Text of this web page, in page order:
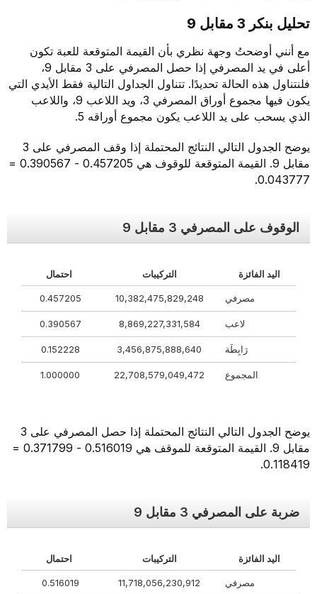
تحليل بنكر 3 مقابل 9
مع أنني أوضحتُ وجهة نظري بأن القيمة المتوقعة للعبة تكون
أعلى في يد المصرفي إذا حصل المصرفي على 3 مقابل 9،
فلنتناول هذه الحالة تحديدًا. تتناول الجداول التالية فقط الأيدي التي
يكون فيها مجموع أوراق المصرفي 3، ويد اللاعب 9، واللاعب
الذي يسحب على يد اللاعب يكون مجموع أوراقه 5.
يوضح الجدول التالي النتائج المحتملة إذا وقف المصرفي على 3
مقابل 9. القيمة المتوقعة للوقوف هي 0.457205 - 0.390567 =
0.043777.
الوقوف على المصرفي 3 مقابل 9
اليد الفائزة التركيبات احتمال
مصرفي 10,382,475,829,248
0.457205
لاعب 8,869,227,331,584
0.390567
رَابِطَة 3,456,875,888,640
0.152228
المجموع 22,708,579,049,472
1.000000
يوضح الجدول التالي النتائج المحتملة إذا حصل المصرفي على 3
مقابل 9. القيمة المتوقعة للموقف هي 0.516019 - 0.371799 =
0.118419.
ضربة على المصرفي 3 مقابل 9
اليد الفائزة التركيبات احتمال
مصرفي 11,718,056,230,912
0.516019